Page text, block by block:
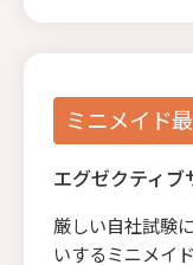
ミニメイド
エグゼクティブ
厳しい自社試験
いするミニメイ